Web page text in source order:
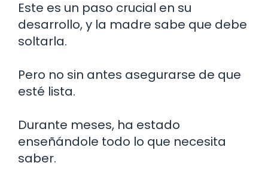
Este es un paso crucial en su
desarrollo, y la madre sabe que debe
soltarla.
Pero no sin antes asegurarse de que
esté lista.
Durante meses, ha estado
enseñándole todo lo que necesita
saber.